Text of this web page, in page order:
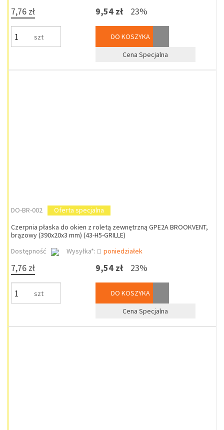
7,76 zł
szt
9,54 zł 23%
DO KOSZYKA
Cena Specjalna
DO-BR-002
Oferta specjalna
Czerpnia płaska do okien z roletą zewnętrzną GPE2A BROOKVENT,
brązowy (390x20x3 mm) (43-H5-GRILLE)
Dostępność
Wysyłka*: poniedziałek
7,76 zł
szt
9,54 zł 23%
DO KOSZYKA
Cena Specjalna